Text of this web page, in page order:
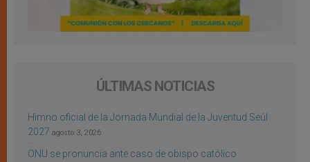
ÚLTIMAS NOTICIAS
Himno oficial de la Jornada Mundial de la Juventud Seúl
2027 agosto 3, 2026
ONU se pronuncia ante caso de obispo católico